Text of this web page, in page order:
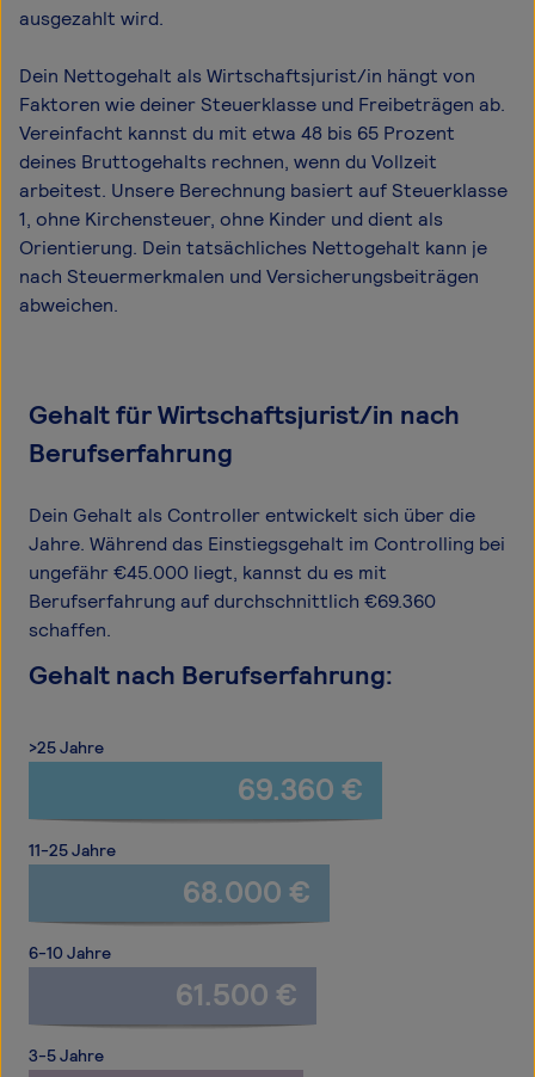
ausgezahlt wird.
Dein Nettogehalt als Wirtschaftsjurist/in hängt von
Faktoren wie deiner Steuerklasse und Freibeträgen ab.
Vereinfacht kannst du mit etwa 48 bis 65 Prozent
deines Bruttogehalts rechnen, wenn du Vollzeit
arbeitest. Unsere Berechnung basiert auf Steuerklasse
1, ohne Kirchensteuer, ohne Kinder und dient als
Orientierung. Dein tatsächliches Nettogehalt kann je
nach Steuermerkmalen und Versicherungsbeiträgen
abweichen.
Gehalt für Wirtschaftsjurist/in nach
Berufserfahrung
Dein Gehalt als Controller entwickelt sich über die
Jahre. Während das Einstiegsgehalt im Controlling bei
ungefähr €45.000 liegt, kannst du es mit
Berufserfahrung auf durchschnittlich €69.360
schaffen.
Gehalt nach Berufserfahrung:
>25 Jahre
69.360 €
11-25 Jahre
68.000 €
6-10 Jahre
61.500 €
3-5 Jahre